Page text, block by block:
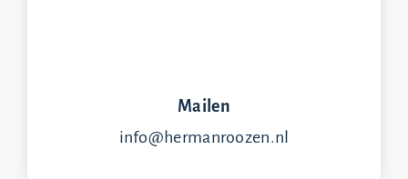
Mailen
info@hermanroozen.nl